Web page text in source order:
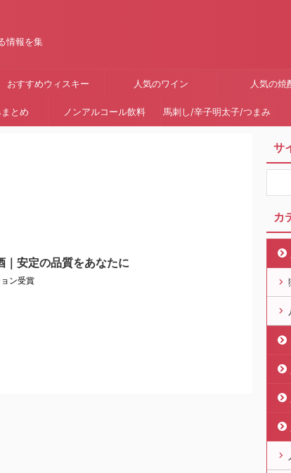
情報を集
おすすめウィスキー 人気のワイン 人気の焼
とめ ノンアルコール飲料 馬刺し/辛子明太子/つまみ
｜安定の品質をあなたに
ン受賞
サ
カ